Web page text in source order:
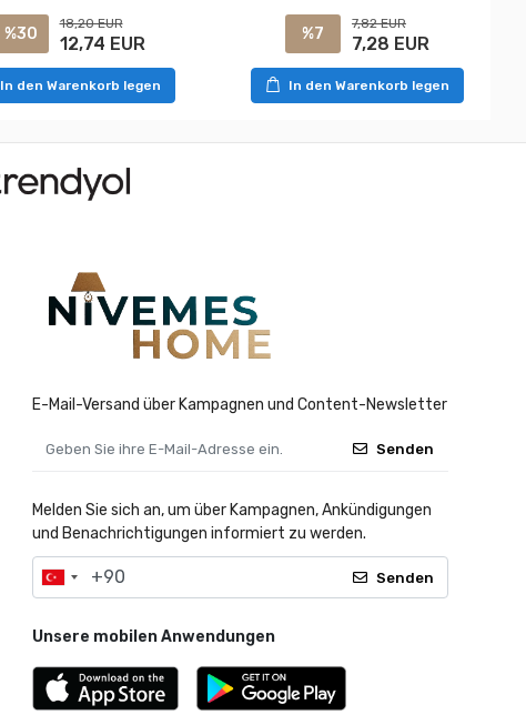
%30
18,20 EUR
12,74 EUR
In den Warenkorb legen
%7
7,82 EUR
7,28 EUR
In den Warenkorb legen
E-Mail-Versand über Kampagnen und Content-Newsletter
Senden
Melden Sie sich an, um über Kampagnen, Ankündigungen
und Benachrichtigungen informiert zu werden.
Senden
Unsere mobilen Anwendungen